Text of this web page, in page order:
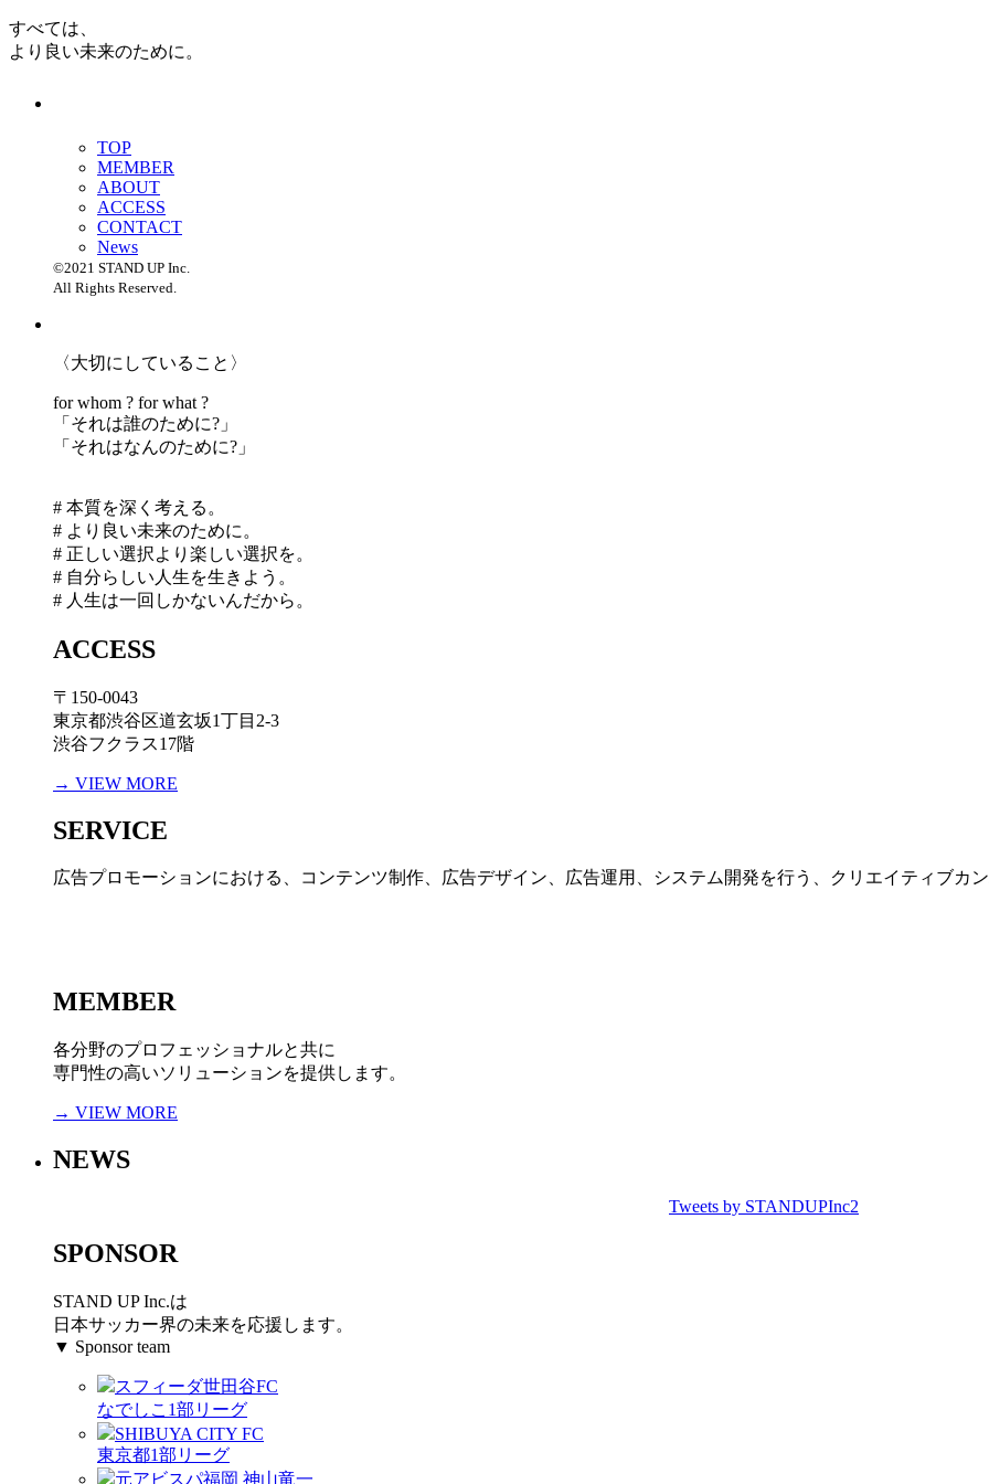
すべては、
より良い未来のために。
TOP
MEMBER
ABOUT
ACCESS
CONTACT
News
©2021 STAND UP Inc.
All Rights Reserved.
〈大切にしていること〉
for whom ? for what ?
「 それは誰のために?」
「 それはなんのために?」
# 本質を深く考える。
# より良い未来のために。
# 正しい選択より楽しい選択を。
# 自分らしい人生を生きよう。
# 人生は一回しかないんだから。
ACCESS
〒150-0043
東京都渋谷区道玄坂1丁目2-3
渋谷フクラス17階
→ VIEW MORE
SERVICE
広告プロモーションにおける、コンテンツ制作、広告デザイン、広告運用、システム開発を行う、 クリエイティブカ
MEMBER
各分野のプロフェッショナルと共に
専門性の高いソリューションを提供します。
→ VIEW MORE
NEWS
Tweets by STANDUPInc2
SPONSOR
STAND UP Inc.は
日本サッカー界の未来を応援します。
▼ Sponsor team
スフィーダ世田谷FC
なでしこ1部リーグ
SHIBUYA CITY FC
東京都1部リーグ
元アビスパ福岡 神山竜一